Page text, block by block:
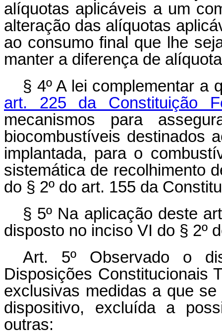
alíquotas aplicáveis a um
alteração das alíquotas
ao consumo final que lhe
manter a diferença de
§ 4º A lei complementar a
art. 225 da Constituição
mecanismos para
biocombustíveis destinados
implantada, para o
sistemática de recolhimento
do § 2º do art. 155 da
§ 5º Na aplicação deste
disposto no inciso VI do § 2º
Art. 5º Observado o
Disposições Constitucionais
exclusivas medidas a que
dispositivo, excluída a
outras: